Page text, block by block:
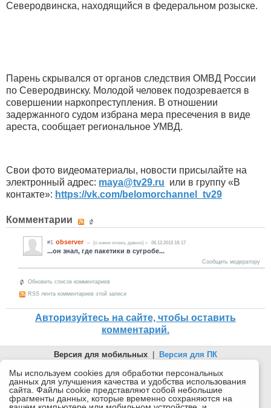
Северодвинска, находящийся в федеральном розыске.
Парень скрывался от органов следствия ОМВД России
по Северодвинску. Молодой человек подозревается в
совершении наркопреступления. В отношении
задержанного судом избрана мера пресечения в виде
ареста, сообщает региональное УМВД.
Свои фото видеоматериалы, новости присылайте на
электронный адрес: maya@tv29.ru или в группу «В
контакте»: https://vk.com/belomorchannel_tv29
Комментарии
#1 observer (c нами очень давно) 06.12.2015 18:17
...он знал, где пакетики в сугробе...
Сообщить модератору
Обновить список комментариев
RSS лента комментариев этой записи
Авторизуйтесь на сайте, чтобы оставить
комментарий.
Версия для мобильных
Версия для ПК
© 2026 Беломорканал Северодвинск tv29.ru
Joomla!is Free Software released under the GNU General Public
License.
Мы используем cookies для обработки персональных
данных для улучшения качества и удобства использования
сайта. Файлы cookie представляют собой небольшие
фрагменты данных, которые временно сохраняются на